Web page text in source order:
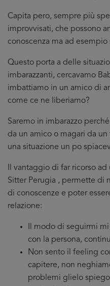
Capita pero, sempre più
improvvisati, che possono
conoscenza ma ad esempio
Questo porta a delle
imbarazzanti, cercavamo
imbattiamo in un amico di
come ce ne liberiamo?
Saremo in imbarazzo
da un amico o magari da
una situazione un po
Il vantaggio di far ricorso
Sitter Perugia , permette di
di conoscenze e poter
relazione:
Il modo di seguirmi
con la persona,
Non sento il feeling
capitere, non
problemi glielo